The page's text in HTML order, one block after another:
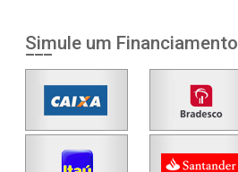
Simule um Financiamento